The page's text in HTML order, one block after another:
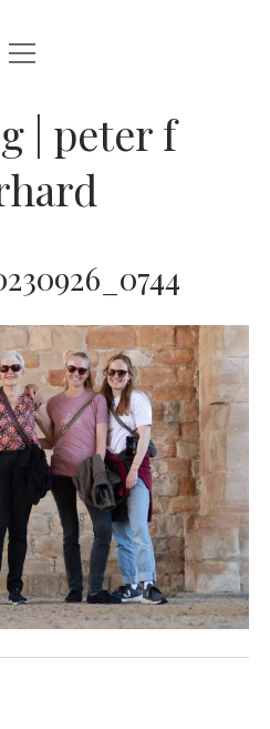
BLOG
LIVE !
MOMENTE
INFO
Menü
öffnen
instagram
Menü
öffnen
| peter f